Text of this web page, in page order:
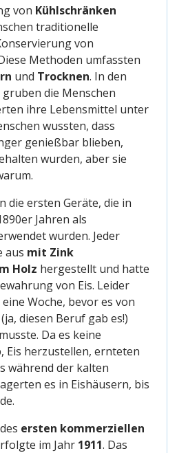
von Kühlschränken
traditionelle
von
Methoden umfassten
und Trocknen. In den
die Menschen
ihre Lebensmittel unter
wussten, dass
genießbar blieben,
wurden, aber sie
die ersten Geräte, die in
Jahren als
wurden. Jeder
aus mit Zink
Holz hergestellt und hatte
von Eis. Leider
Woche, bevor es von
(ja, diesen Beruf gab es!)
Da es keine
Eis herzustellen, ernteten
während der kalten
es in Eishäusern, bis
ersten kommerziellen
im Jahr 1911. Das